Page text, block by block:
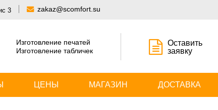
3 zakaz@scomfort.su
Оставить
заявку
Изготовление печатей
Изготовление табличек
ЦЕНЫ МАГАЗИН ДОСТАВКА